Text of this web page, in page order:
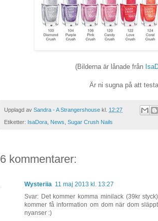
(Bilderna är lånade från
Är ni sugna på att
Upplagd av Sandra - A Strangershouse kl. 12:27
Etiketter: IsaDora, News, Sugar Crush Nails
6 kommentarer:
Wysteriia 11 maj 2013 kl. 13:27
Svar: Det kommer komma minilack (39kr
kommer få information om dom när dom
nyanser :)